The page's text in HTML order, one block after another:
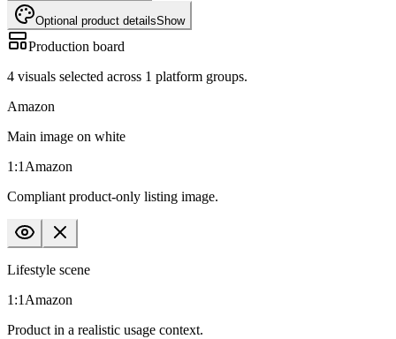
Optional product detailsShow
Production board
4 visuals selected across 1 platform groups.
Amazon
Main image on white
1:1 Amazon
Compliant product-only listing image.
Lifestyle scene
1:1 Amazon
Product in a realistic usage context.